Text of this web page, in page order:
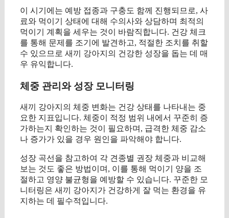
이 시기에는 예방 접종과 구충도 함께 진행되므로, 사
료와 먹이기 상태에 대해 수의사와 상담하며 최적의
먹이기 계획을 세우는 것이 바람직합니다. 건강 체크
를 통해 문제를 조기에 발견하고, 적절한 조치를 취할
수 있으므로 새끼 강아지의 건강한 성장을 돕는 데 매
우 유익합니다.
체중 관리와 성장 모니터링
새끼 강아지의 체중 변화는 건강 상태를 나타내는 중
요한 지표입니다. 체중이 적정 범위 내에서 꾸준히 증
가하는지 확인하는 것이 필요하며, 급격한 체중 감소
나 증가가 있을 경우 원인을 파악해야 합니다.
성장 곡선을 참고하여 각 견종별 권장 체중과 비교해
보는 것도 좋은 방법이며, 이를 통해 먹이기 양을 조
절하고 영양 불균형을 예방할 수 있습니다. 꾸준한 모
니터링은 새끼 강아지가 건강하게 잘 먹는 환경을 유
지하는 데 필수적입니다.